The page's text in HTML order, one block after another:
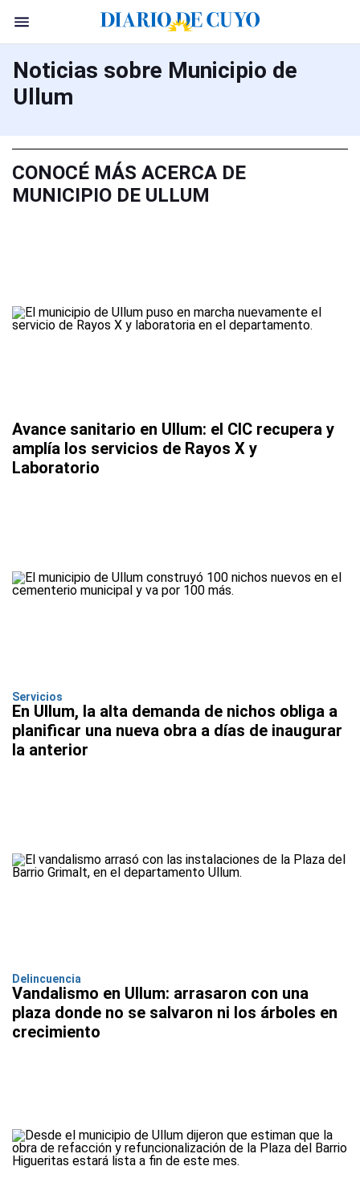
Noticias sobre Municipio de
Ullum
CONOCÉ MÁS ACERCA DE
MUNICIPIO DE ULLUM
Avance sanitario en Ullum: el CIC recupera y
amplía los servicios de Rayos X y
Laboratorio
Servicios
En Ullum, la alta demanda de nichos obliga a
planificar una nueva obra a días de inaugurar
la anterior
Delincuencia
Vandalismo en Ullum: arrasaron con una
plaza donde no se salvaron ni los árboles en
crecimiento